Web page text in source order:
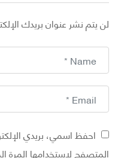
نشر عنوان بريدك الإلكتروني.
احفظ اسمي، بريدي
لاستخدامها المرة